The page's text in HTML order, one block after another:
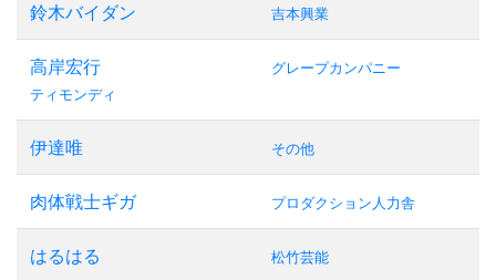
鈴木バイダン 吉本興業
高岸宏行
ティモンディ
グレープカンパニー
伊達唯 その他
肉体戦士ギガ プロダクション人力舎
はるはる 松竹芸能